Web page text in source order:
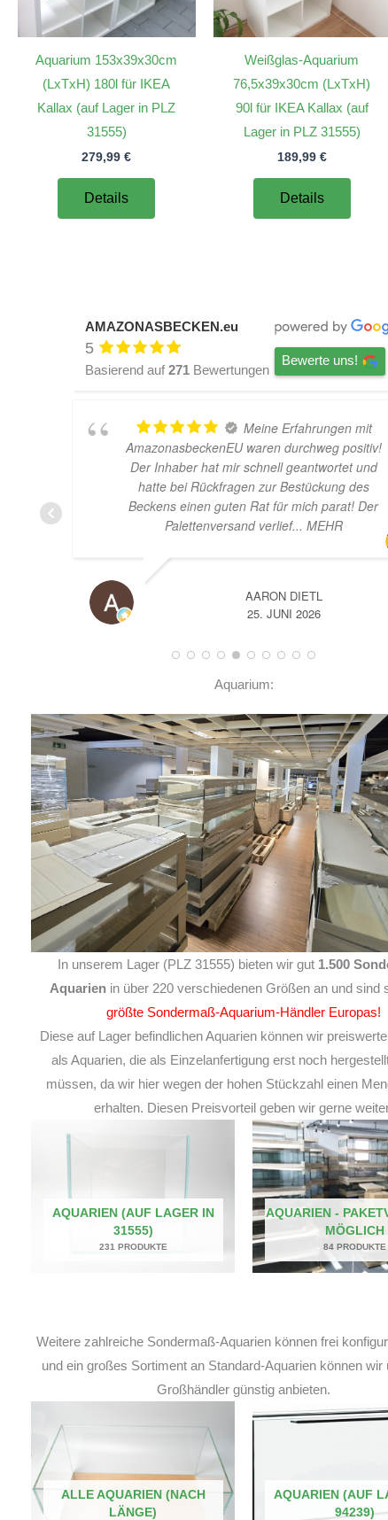
Aquarium 153x39x30cm
(LxTxH) 180l für IKEA
Kallax (auf Lager in PLZ
31555)
279,99€
Details
Weißglas-Aquarium
76,5x39x30cm (LxTxH)
90l für IKEA Kallax (auf
Lager in PLZ 31555)
189,99 €
Details
AMAZONASBECKEN.eu
5
Basierend auf 271 Bewertungen
Bewerte uns!
Meine Erfahrungen mit
AmazonasbeckenEU waren durchweg positiv!
Der Inhaber hat mir schnell geantwortet und
hatte bei Rückfragen zur Bestückung des
Beckens einen guten Rat für mich parat! Der
Palettenversand verlief... MEHR
AARON DIETL
25. JUNI 2026
Aquarium:
In unserem Lager (PLZ 31555) bieten wir gut 1.500
Aquarien in über 220 verschiedenen Größen an und sind
größte Sondermaß-Aquarium-Händler Europas!
Diese auf Lager befindlichen Aquarien können wir
als Aquarien, die als Einzelanfertigung erst noch
müssen, da wir hier wegen der hohen Stückzahl einen
erhalten. Diesen Preisvorteil geben wir gerne
AQUARIEN (AUF LAGER IN
31555)
231 PRODUKTE
AQUARIEN -
MÖGLICH
84 PRODUKTE
Weitere zahlreiche Sondermaß-Aquarien können frei
und ein großes Sortiment an Standard-Aquarien können wir
Großhändler günstig anbieten.
ALLE AQUARIEN (NACH
LÄNGE)
AQUARIEN (AUF
94239)